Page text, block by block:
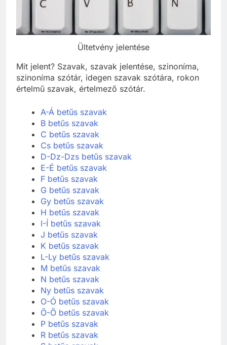
Ültetvény jelentése
Mit jelent? Szavak, szavak jelentése, szinoníma,
szinoníma szótár, idegen szavak szótára, rokon
értelmű szavak, értelmező szótár.
A-Á betűs szavak
B betűs szavak
C betűs szavak
Cs betűs szavak
D-Dz-Dzs betűs szavak
E-É betűs szavak
F betűs szavak
G betűs szavak
Gy betűs szavak
H betűs szavak
I-Í betűs szavak
J betűs szavak
K betűs szavak
L-Ly betűs szavak
M betűs szavak
N betűs szavak
Ny betűs szavak
O-Ó betűs szavak
Ö-Ő betűs szavak
P betűs szavak
R betűs szavak